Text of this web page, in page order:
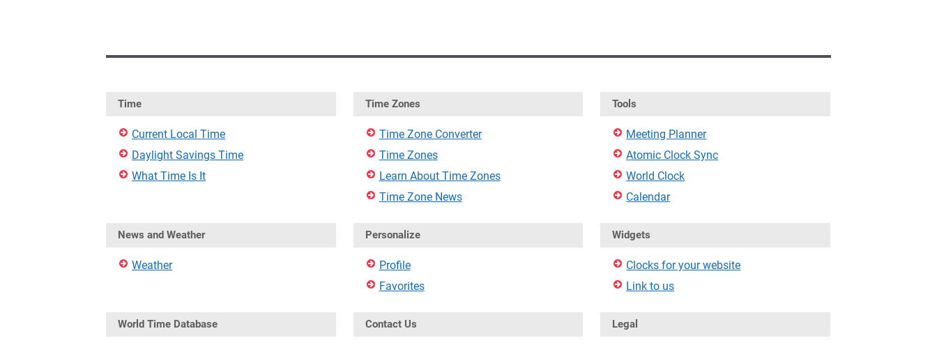
Time
Current Local Time
Daylight Savings Time
What Time Is It
Time Zones
Time Zone Converter
Time Zones
Learn About Time Zones
Time Zone News
Tools
Meeting Planner
Atomic Clock Sync
World Clock
Calendar
News and Weather
Weather
Personalize
Profile
Favorites
Widgets
Clocks for your website
Link to us
World Time Database Contact Us Legal